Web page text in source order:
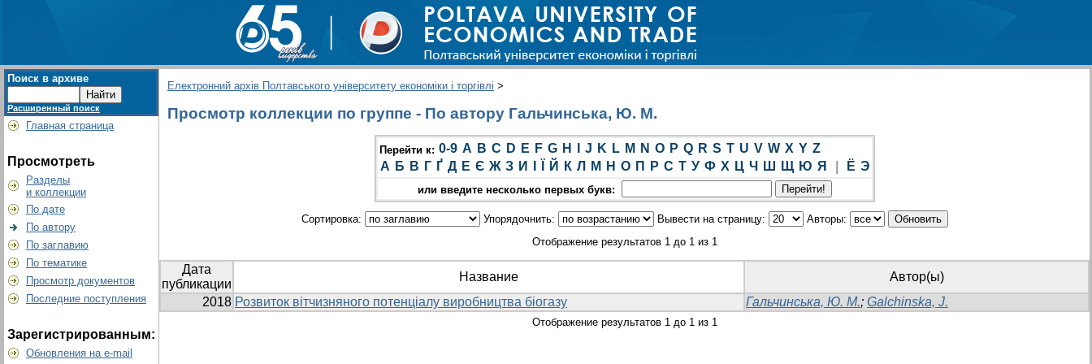
Поиск в архиве
Расширенный поиск
Главная страница
Просмотреть
Разделы
и коллекции
По дате
По автору
По заглавию
По тематике
Просмотр документов
Последние поступления
Зарегистрированным:
Обновления на e-mail
Електронний архів Полтавського університету економіки і торгівлі >
Просмотр коллекции по группе - По автору Гальчинська, Ю. М.
Перейти к: 0-9 A B C D E F G H J K L M N O P Q R S T U V W X Y Z
А Б В Г Ґ Д Е Є Ж З И Й К Л М Н О П Р С Т У Ф Х Ц Ч Ш Щ Ю Я Ё Э
или введите несколько первых букв:
Сортировка: Упорядочнить: Вывести на страницу:
Авторы:
Отображение результатов 1 до 1 из 1
Дата
публикации
Название
Автор(ы)
2018 Розвиток вітчизняного потенціалу виробництва біогазу Гальчинська, Ю. М.; Galchinska, J.
Отображение результатов 1 до 1 из 1